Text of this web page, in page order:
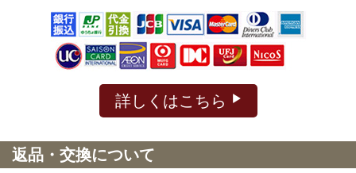
詳しくはこちら
返品・交換について